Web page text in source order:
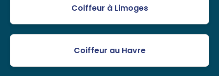
Coiffeur à Limoges
Coiffeur au Havre